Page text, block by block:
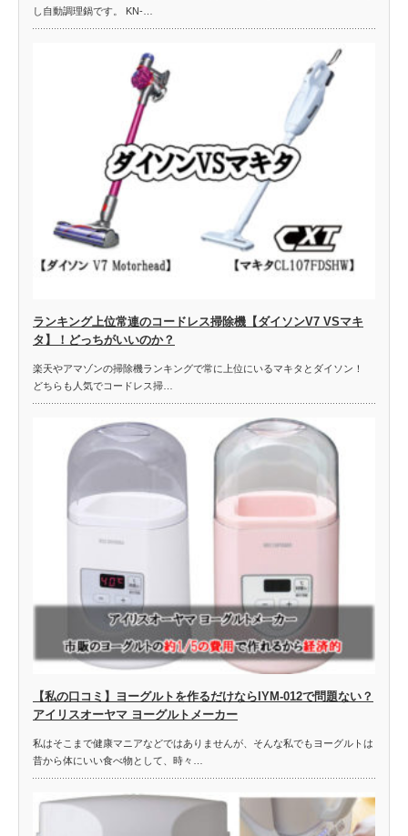
し自動調理鍋です。 KN-…
ランキング上位常連のコードレス掃除機【ダイソンV7 VSマキ
タ】！どっちがいいのか？
楽天やアマゾンの掃除機ランキングで常に上位にいるマキタとダイソン！
どちらも人気でコードレス掃…
【私の口コミ】ヨーグルトを作るだけならIYM-012で問題ない？
アイリスオーヤマ ヨーグルトメーカー
私はそこまで健康マニアなどではありませんが、そんな私でもヨーグルトは
昔から体にいい食べ物として、時々…